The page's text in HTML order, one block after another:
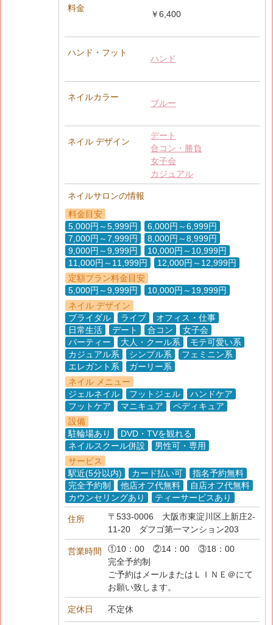
料金
￥6,400
ハンド・フット
ハンド
ネイルカラー
ブルー
ネイル デザイン
デート
合コン・勝負
女子会
カジュアル
ネイルサロンの情報
料金目安
5,000円～5,999円
6,000円～6,999円
7,000円～7,999円
8,000円～8,999円
9,000円～9,999円
10,000円～10,999円
11,000円～11,999円
12,000円～12,999円
定額プラン料金目安
5,000円～9,999円
10,000円～19,999円
ネイル デザイン
ブライダル
ライブ
オフィス・仕事
日常生活
デート 合コン
女子会
パーティー
大人・クール系
モテ可愛い系
カジュアル系
シンプル系
フェミニン系
エレガント系
ガーリー系
ネイル メニュー
ジェルネイル
フットジェル
ハンドケア
フットケア
マニキュア
ペディキュア
設備
駐輪場あり
DVD・TVを観れる
ネイルスクール併設
男性可・専用
サービス
駅近(5分以内)
カード払い可
指名予約無料
完全予約制
他店オフ代無料
自店オフ代無料
カウンセリングあり
ティーサービスあり
住所
〒533-0006 大阪市東淀川区上新庄2-
11-20 ダフゴ第一マンション203
営業時間
①10：00 ②14：00 ③18：00
完全予約制
ご予約はメールまたはＬＩＮＥ＠にて
お願い致します。
定休日 不定休